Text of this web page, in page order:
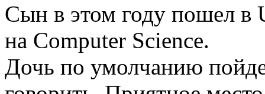
Сын в этом году пошел в
на Computer Science.
Дочь по умолчанию